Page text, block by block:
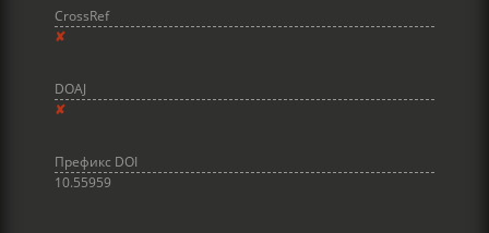
CrossRef
✘
DOAJ
✘
Префикс DOI
10.55959